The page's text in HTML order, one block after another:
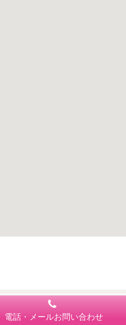
電話・メールお問い合わせ